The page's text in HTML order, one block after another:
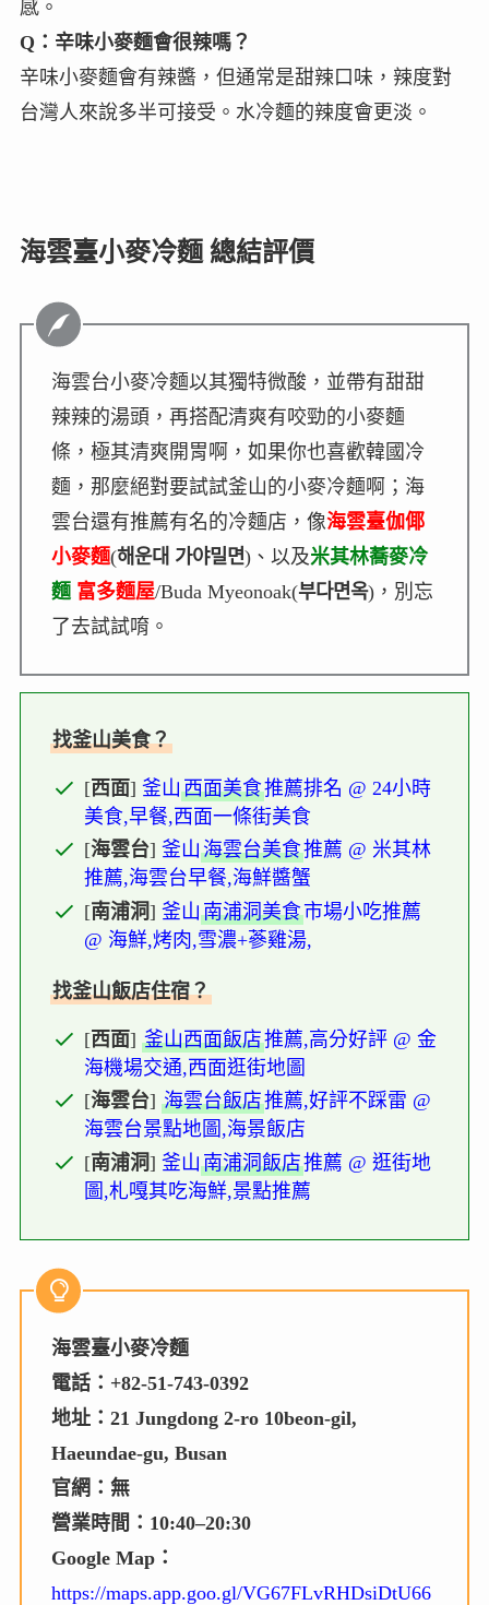
感。
Q：辛味小麥麵會很辣嗎？
辛味小麥麵會有辣醬，但通常是甜辣口味，辣度對
台灣人來說多半可接受。水冷麵的辣度會更淡。
海雲臺小麥冷麵 總結評價
海雲台小麥冷麵以其獨特微酸，並帶有甜甜
辣辣的湯頭，再搭配清爽有咬勁的小麥麵
條，極其清爽開胃啊，如果你也喜歡韓國冷
麵，那麼絕對要試試釜山的小麥冷麵啊；海
雲台還有推薦有名的冷麵店，像海雲臺伽倻
小麥麵(해운대 가야밀면)、以及米其林蕎麥冷
麵 富多麵屋/Buda Myeonoak(부다면옥)，別忘
了去試試唷。
找釜山美食？
[西面]釜山西面美食推薦排名 @ 24小時
美食,早餐,西面一條街美食
[海雲台]釜山海雲台美食推薦 @ 米其林
推薦,海雲台早餐,海鮮醬蟹
[南浦洞]釜山南浦洞美食市場小吃推薦
@ 海鮮,烤肉,雪濃+蔘雞湯,
找釜山飯店住宿？
[西面]釜山西面飯店推薦,高分好評 @ 金
海機場交通,西面逛街地圖
[海雲台]海雲台飯店推薦,好評不踩雷 @
海雲台景點地圖,海景飯店
[南浦洞]釜山南浦洞飯店推薦 @ 逛街地
圖,札嘎其吃海鮮,景點推薦
海雲臺小麥冷麵
電話：+82-51-743-0392
地址：21 Jungdong 2-ro 10beon-gil,
Haeundae-gu, Busan
官網：無
營業時間：10:40–20:30
Google Map：
https://maps.app.goo.gl/VG67FLvRHDsiDtU66